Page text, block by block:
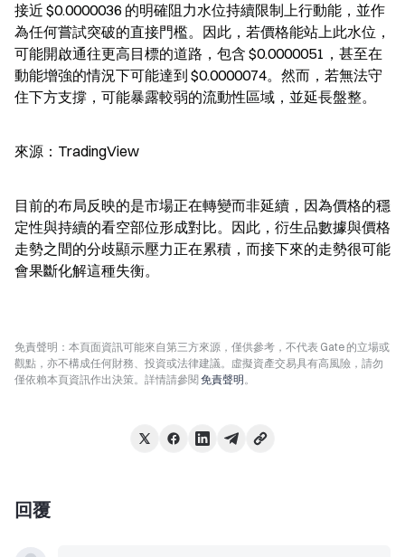
接近 $0.0000036 的明確阻力水位持續限制上行動能，並作
為任何嘗試突破的直接門檻。因此，若價格能站上此水位，
可能開啟通往更高目標的道路，包含 $0.0000051，甚至在
動能增強的情況下可能達到 $0.0000074。然而，若無法守
住下方支撐，可能暴露較弱的流動性區域，並延長盤整。
來源：TradingView
目前的布局反映的是市場正在轉變而非延續，因為價格的穩
定性與持續的看空部位形成對比。因此，衍生品數據與價格
走勢之間的分歧顯示壓力正在累積，而接下來的走勢很可能
會果斷化解這種失衡。
免責聲明：本頁面資訊可能來自第三方來源，僅供參考，不代表 Gate 的立場或
觀點，亦不構成任何財務、投資或法律建議。虛擬資產交易具有高風險，請勿
僅依賴本頁資訊作出決策。詳情請參閱 免責聲明。
回覆